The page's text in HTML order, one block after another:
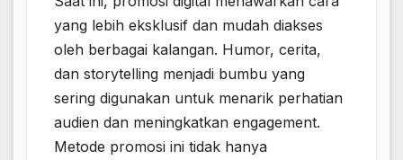
yang lebih eksklusif dan mudah diakses
oleh berbagai kalangan. Humor, cerita,
dan storytelling menjadi bumbu yang
sering digunakan untuk menarik perhatian
audien dan meningkatkan engagement.
Metode promosi ini tidak hanya